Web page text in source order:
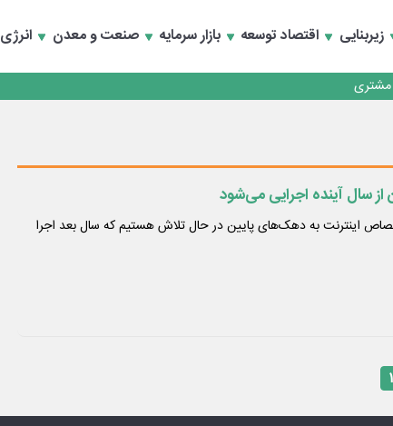
زیربنایی اقتصاد توسعه بازار سرمایه صنعت و معدن انرژی
و بازسازی اعتماد مشتریان
مشتری
و بازسازی اعتماد مشتریان
سال آینده اجرایی می‌شود
اینترنت به دهک‌های پایین در حال تلاش هستیم که سال بعد اجرا
۱